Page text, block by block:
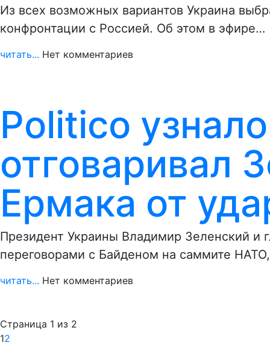
Из всех возможных вариантов Украина
конфронтации с Россией. Об этом в эфире…
читать... Нет комментариев
Politico
отговаривал
Ермака от
Президент Украины Владимир Зеленский и
переговорами с Байденом на саммите
читать... Нет комментариев
Страница 1 из 2
12